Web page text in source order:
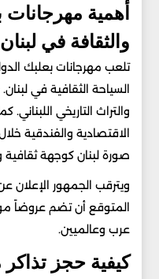
أهمية مهرجانات
والثقافة في لبنان
تلعب مهرجانات بعلبك
السياحة الثقافية في
والتراث التاريخي
الاقتصادية والفندقية
صورة لبنان كوجهة
ويترقب الجمهور الإعلان
المتوقع أن تضم عروضاً
عرب وعالميين.
كيفية حجز تذاكر